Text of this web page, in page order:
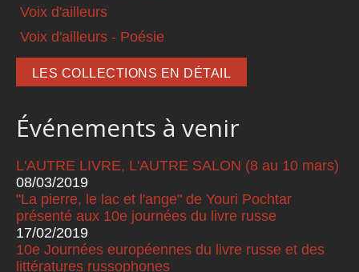
Voix d'ailleurs
Voix d'ailleurs - Poésie
LES COLLECTIONS EN DÉTAIL
Événements à venir
L'AUTRE LIVRE, L'AUTRE SALON (8 au 10 mars)
08/03/2019
"La pierre, le lac et l'ange" de Youri Pochtar
présenté aux 10e journées du livre russe
17/02/2019
10e Journées européennes du livre russe et des
littératures russophones